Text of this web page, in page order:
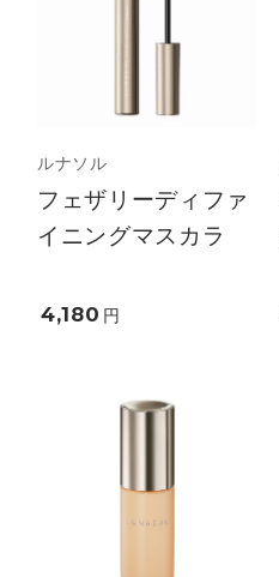
ルナソル
フェザリーディファ
イニングマスカラ
4,180 円